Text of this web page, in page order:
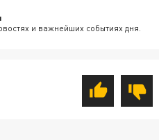
и важнейших событиях дня.